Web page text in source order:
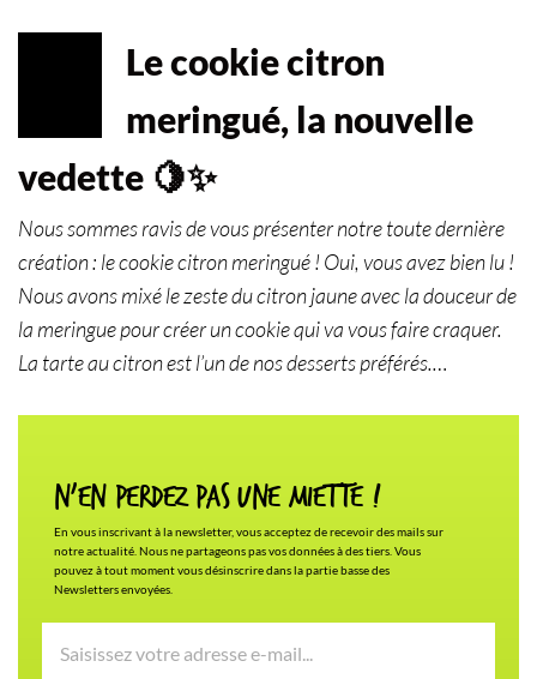
Le cookie citron
meringué, la nouvelle
vedette 🍋✨
Nous sommes ravis de vous présenter notre toute dernière
création : le cookie citron meringué ! Oui, vous avez bien lu !
Nous avons mixé le zeste du citron jaune avec la douceur de
la meringue pour créer un cookie qui va vous faire craquer.
La tarte au citron est l’un de nos desserts préférés.…
N'en Perdez pas une miette !
En vous inscrivant à la newsletter, vous acceptez de recevoir des mails sur
notre actualité. Nous ne partageons pas vos données à des tiers. Vous
pouvez à tout moment vous désinscrire dans la partie basse des
Newsletters envoyées.